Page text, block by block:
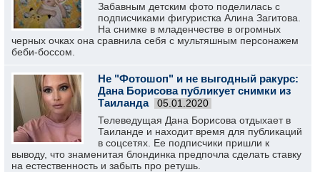
Забавным детским фото поделилась с
подписчиками фигуристка Алина Загитова.
На снимке в младенчестве в огромных
черных очках она сравнила себя с мультяшным персонажем
беби-боссом.
Не "Фотошоп" и не выгодный ракурс:
Дана Борисова публикует снимки из
Таиланда
05.01.2020
Телеведущая Дана Борисова отдыхает в
Таиланде и находит время для публикаций
в соцсетях. Ее подписчики пришли к
выводу, что знаменитая блондинка предпочла сделать ставку
на естественность и забыть про ретушь.